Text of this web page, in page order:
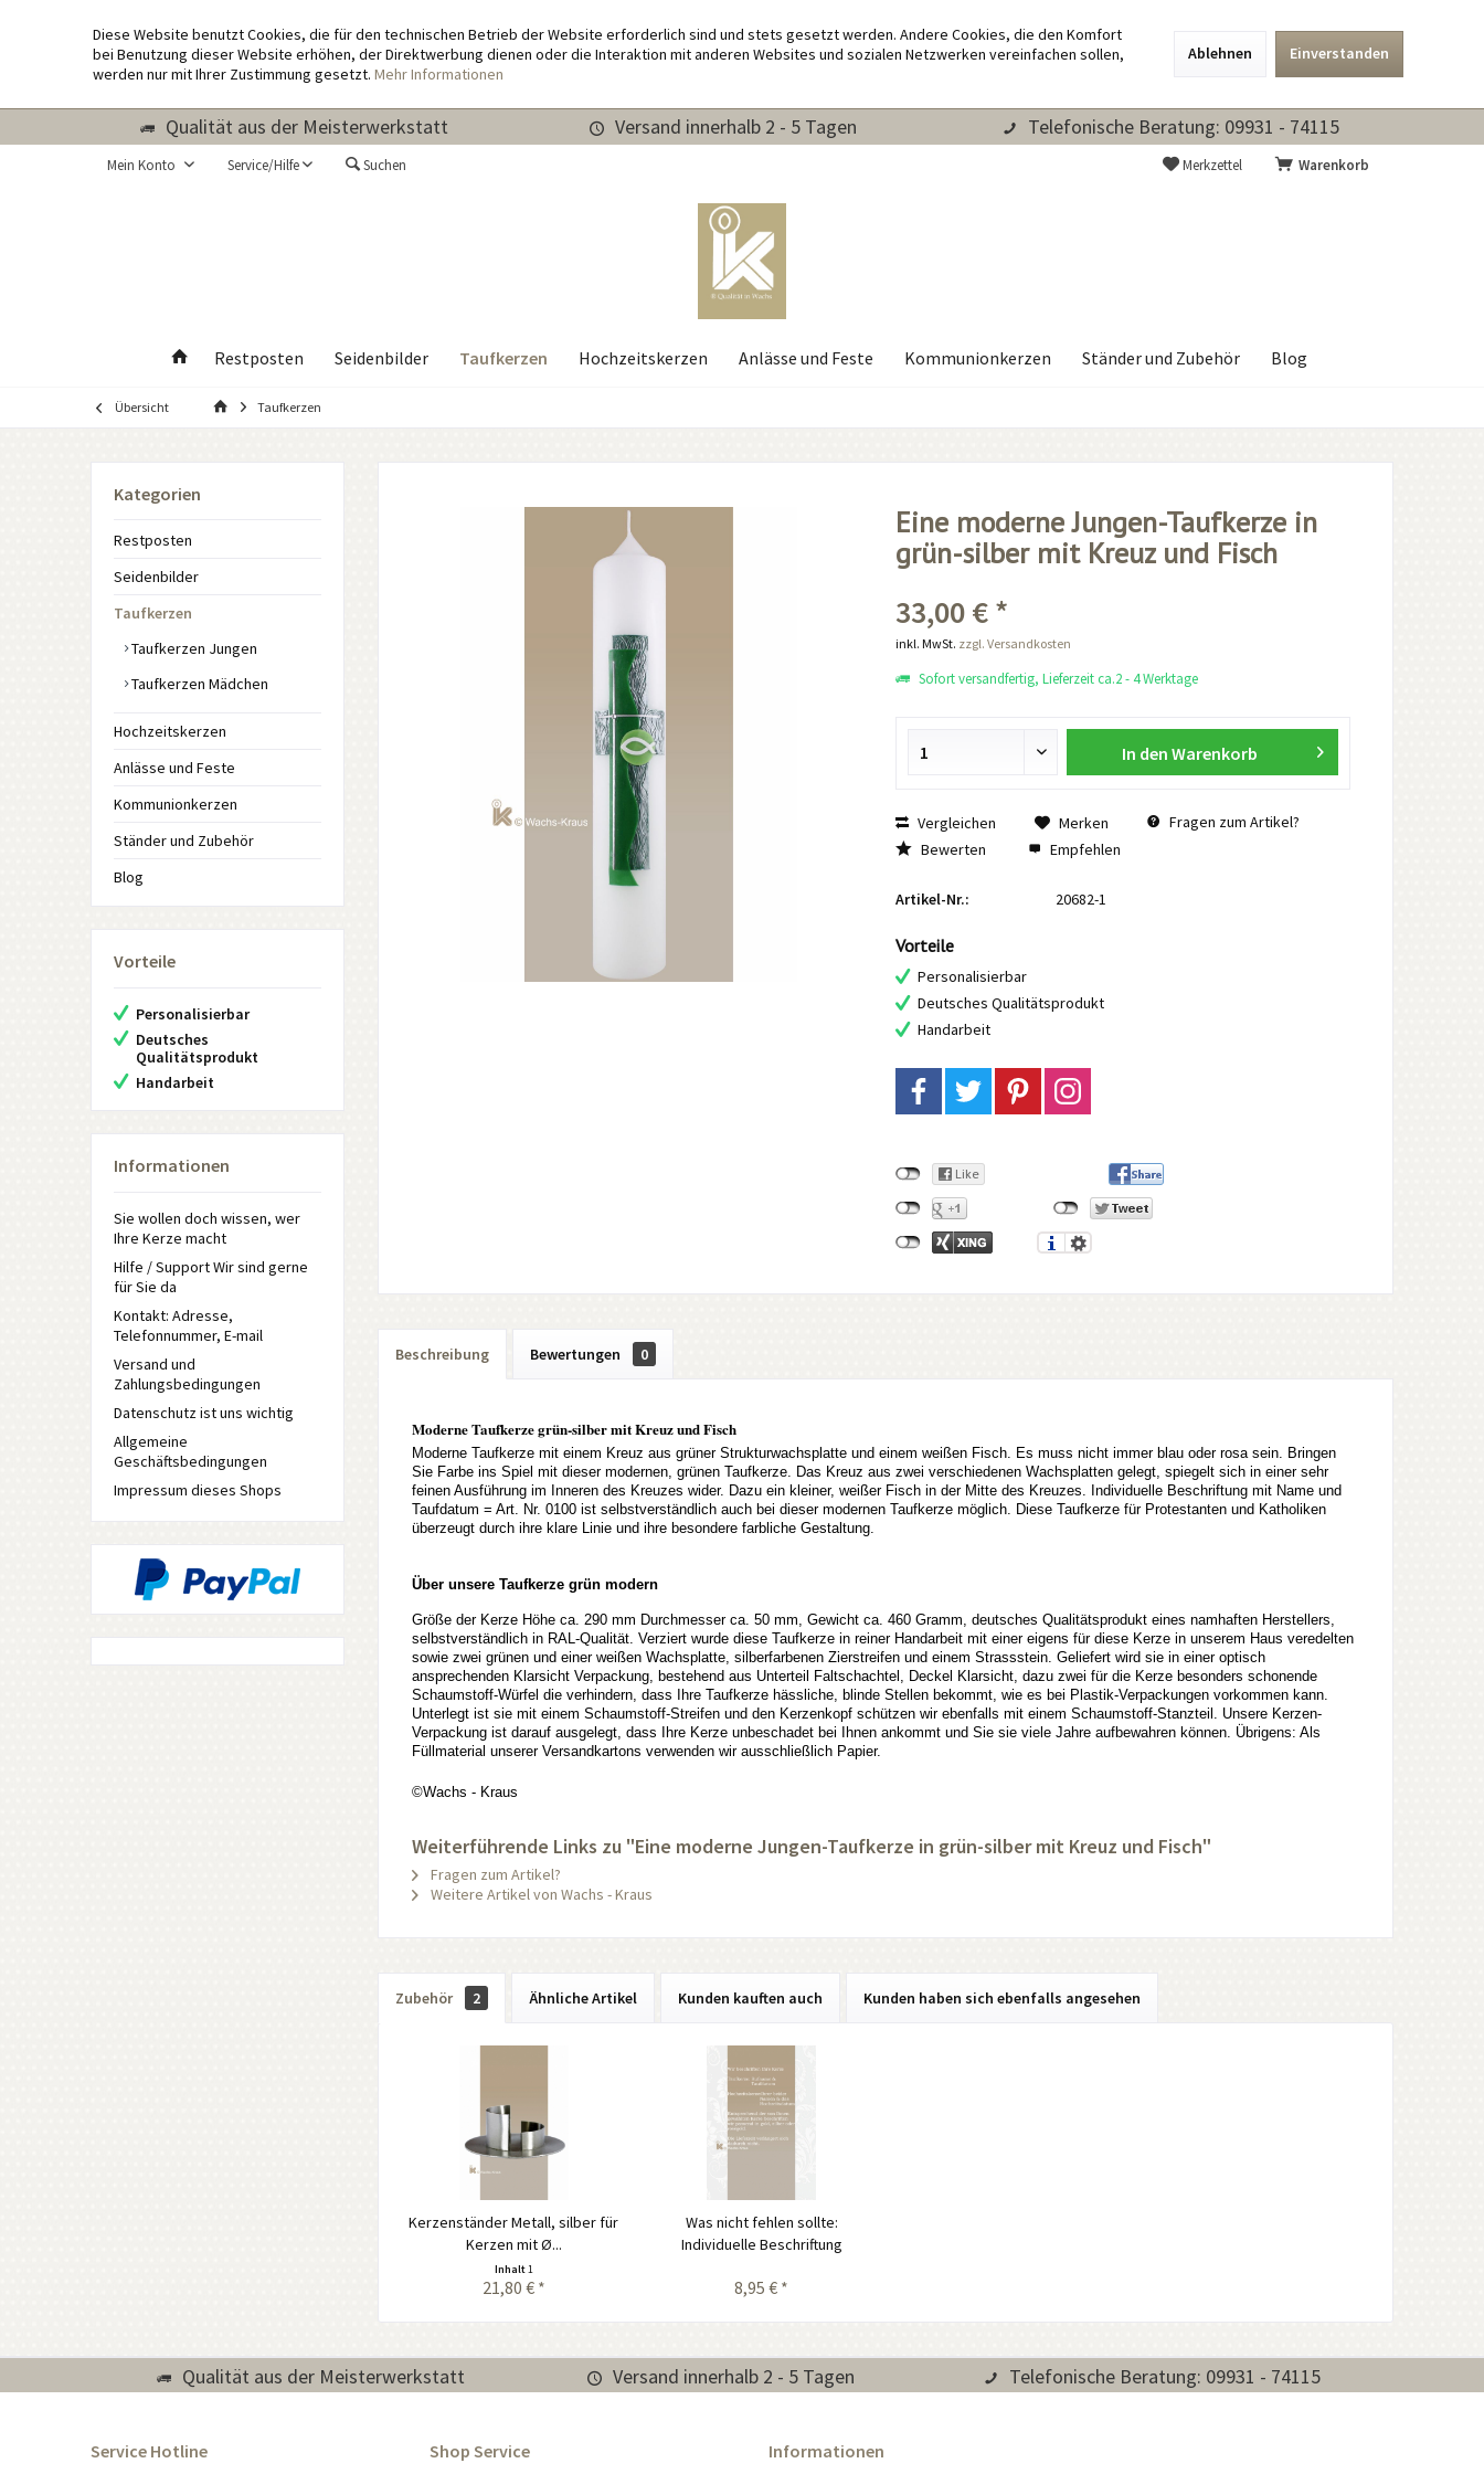
Diese Website benutzt Cookies, die für den technischen Betrieb der Website erforderlich sind und stets gesetzt werden. Andere Cookies, die den Komfort
bei Benutzung dieser Website erhöhen, der Direktwerbung dienen oder die Interaktion mit anderen Websites und sozialen Netzwerken vereinfachen sollen,
werden nur mit Ihrer Zustimmung gesetzt. Mehr Informationen
Ablehnen Einverstanden
Qualität aus der Meisterwerkstatt Versand innerhalb 2 - 5 Tagen Telefonische Beratung: 09931 - 74115
Warenkorb
Merkzettel
Mein Konto Service/Hilfe Suchen
Restposten Seidenbilder Taufkerzen Hochzeitskerzen Anlässe und Feste Kommunionkerzen Ständer und Zubehör Blog
Übersicht Taufkerzen
Kategorien
Restposten
Seidenbilder
Taufkerzen
Taufkerzen Jungen
Taufkerzen Mädchen
Hochzeitskerzen
Anlässe und Feste
Kommunionkerzen
Ständer und Zubehör
Blog
Vorteile
Personalisierbar
Deutsches
Qualitätsprodukt
Handarbeit
Informationen
Sie wollen doch wissen, wer
Ihre Kerze macht
Hilfe / Support Wir sind gerne
für Sie da
Kontakt: Adresse,
Telefonnummer, E-mail
Versand und
Zahlungsbedingungen
Datenschutz ist uns wichtig
Allgemeine
Geschäftsbedingungen
Impressum dieses Shops
Eine moderne Jungen-Taufkerze in
grün-silber mit Kreuz und Fisch
33,00 € *
inkl. MwSt. zzgl. Versandkosten
Sofort versandfertig, Lieferzeit ca.2 - 4 Werktage
In den Warenkorb
Vergleichen Merken
Fragen zum Artikel?
Bewerten
Empfehlen
Artikel-Nr.: 20682-1
Vorteile
Personalisierbar
Deutsches Qualitätsprodukt
Handarbeit
Beschreibung Bewertungen 0
Moderne Taufkerze grün-silber mit Kreuz und Fisch
Moderne Taufkerze mit einem Kreuz aus grüner Strukturwachsplatte und einem weißen Fisch. Es muss nicht immer blau oder rosa sein. Bringen
Sie Farbe ins Spiel mit dieser modernen, grünen Taufkerze. Das Kreuz aus zwei verschiedenen Wachsplatten gelegt, spiegelt sich in einer sehr
feinen Ausführung im Inneren des Kreuzes wider. Dazu ein kleiner, weißer Fisch in der Mitte des Kreuzes. Individuelle Beschriftung mit Name und
Taufdatum = Art. Nr. 0100 ist selbstverständlich auch bei dieser modernen Taufkerze möglich. Diese Taufkerze für Protestanten und Katholiken
überzeugt durch ihre klare Linie und ihre besondere farbliche Gestaltung.
Über unsere Taufkerze grün modern
Größe der Kerze Höhe ca. 290 mm Durchmesser ca. 50 mm, Gewicht ca. 460 Gramm, deutsches Qualitätsprodukt eines namhaften Herstellers,
selbstverständlich in RAL-Qualität. Verziert wurde diese Taufkerze in reiner Handarbeit mit einer eigens für diese Kerze in unserem Haus veredelten
sowie zwei grünen und einer weißen Wachsplatte, silberfarbenen Zierstreifen und einem Strassstein. Geliefert wird sie in einer optisch
ansprechenden Klarsicht Verpackung, bestehend aus Unterteil Faltschachtel, Deckel Klarsicht, dazu zwei für die Kerze besonders schonende
Schaumstoff-Würfel die verhindern, dass Ihre Taufkerze hässliche, blinde Stellen bekommt, wie es bei Plastik-Verpackungen vorkommen kann.
Unterlegt ist sie mit einem Schaumstoff-Streifen und den Kerzenkopf schützen wir ebenfalls mit einem Schaumstoff-Stanzteil. Unsere Kerzen-
Verpackung ist darauf ausgelegt, dass Ihre Kerze unbeschadet bei Ihnen ankommt und Sie sie viele Jahre aufbewahren können. Übrigens: Als
Füllmaterial unserer Versandkartons verwenden wir ausschließlich Papier.
©Wachs - Kraus
Weiterführende Links zu "Eine moderne Jungen-Taufkerze in grün-silber mit Kreuz und Fisch"
Fragen zum Artikel?
Weitere Artikel von Wachs - Kraus
Zubehör 2 Ähnliche Artikel Kunden kauften auch Kunden haben sich ebenfalls angesehen
Kerzenständer Metall, silber für
Kerzen mit Ø...
Inhalt1
21,80 € *
Was nicht fehlen sollte:
Individuelle Beschriftung
8,95 € *
Qualität aus der Meisterwerkstatt Versand innerhalb 2 - 5 Tagen Telefonische Beratung: 09931 - 74115
Service Hotline Shop Service Informationen